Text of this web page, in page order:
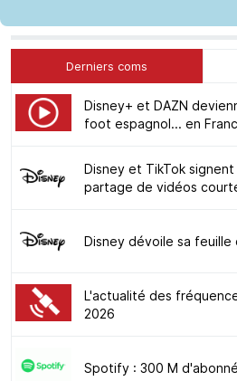
Derniers coms
Disney+ et DAZN
foot espagnol... en
Disney et TikTok
partage de vidéos
Disney dévoile sa
L'actualité des
2026
Spotify : 300 M